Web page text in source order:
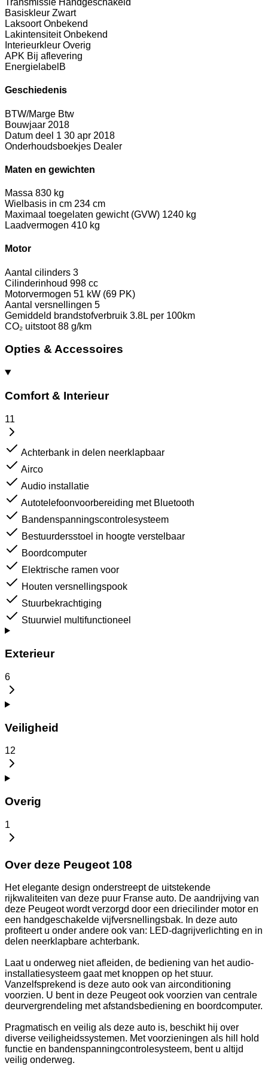
Transmissie Handgeschakeld
Basiskleur Zwart
Laksoort Onbekend
Lakintensiteit Onbekend
Interieurkleur Overig
APK Bij aflevering
Energielabel B
Geschiedenis
BTW/Marge Btw
Bouwjaar 2018
Datum deel 1 30 apr 2018
Onderhoudsboekjes Dealer
Maten en gewichten
Massa 830 kg
Wielbasis in cm 234 cm
Maximaal toegelaten gewicht (GVW) 1240 kg
Laadvermogen 410 kg
Motor
Aantal cilinders 3
Cilinderinhoud 998 cc
Motorvermogen 51 kW (69 PK)
Aantal versnellingen 5
Gemiddeld brandstofverbruik 3.8L per 100km
CO₂ uitstoot 88 g/km
Opties & Accessoires
Comfort & Interieur
11
Achterbank in delen neerklapbaar
Airco
Audio installatie
Autotelefoonvoorbereiding met Bluetooth
Bandenspanningscontrolesysteem
Bestuurdersstoel in hoogte verstelbaar
Boordcomputer
Elektrische ramen voor
Houten versnellingspook
Stuurbekrachtiging
Stuurwiel multifunctioneel
Exterieur
6
Veiligheid
12
Overig
1
Over deze Peugeot 108
Het elegante design onderstreept de uitstekende
rijkwaliteiten van deze puur Franse auto. De aandrijving van
deze Peugeot wordt verzorgd door een driecilinder motor en
een handgeschakelde vijfversnellingsbak. In deze auto
profiteert u onder andere ook van: LED-dagrijverlichting en in
delen neerklapbare achterbank.
Laat u onderweg niet afleiden, de bediening van het audio-
installatiesysteem gaat met knoppen op het stuur.
Vanzelfsprekend is deze auto ook van airconditioning
voorzien. U bent in deze Peugeot ook voorzien van centrale
deurvergrendeling met afstandsbediening en boordcomputer.
Pragmatisch en veilig als deze auto is, beschikt hij over
diverse veiligheidssystemen. Met voorzieningen als hill hold
functie en bandenspanningcontrolesysteem, bent u altijd
veilig onderweg.